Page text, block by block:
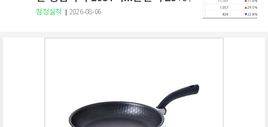
잠정실적 2026-08-06